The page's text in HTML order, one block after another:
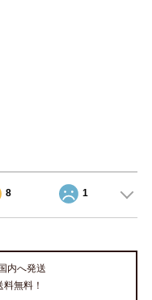
8 1
内へ発送
無料！